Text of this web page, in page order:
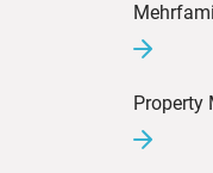
Property